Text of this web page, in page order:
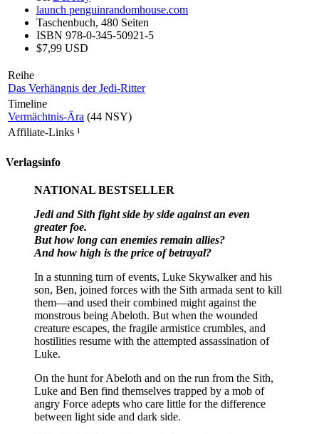
launch penguinrandomhouse.com
Taschenbuch, 480 Seiten
ISBN 978-0-345-50921-5
$7,99 USD
Reihe
Das Verhängnis der Jedi-Ritter
Timeline
Vermächtnis-Ära (44 NSY)
Affiliate-Links ¹
Verlagsinfo
NATIONAL BESTSELLER
Jedi and Sith fight side by side against an even
greater foe.
But how long can enemies remain allies?
And how high is the price of betrayal?
In a stunning turn of events, Luke Skywalker and his
son, Ben, joined forces with the Sith armada sent to kill
them—and used their combined might against the
monstrous being Abeloth. But when the wounded
creature escapes, the fragile armistice crumbles, and
hostilities resume with the attempted assassination of
Luke.
On the hunt for Abeloth and on the run from the Sith,
Luke and Ben find themselves trapped by a mob of
angry Force adepts who care little for the difference
between light side and dark side.